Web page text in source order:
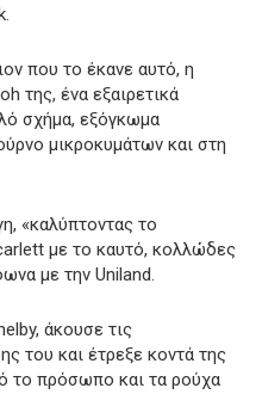
που το έκανε αυτό, η
της, ένα εξαιρετικά
σχήμα, εξόγκωμα
μικροκυμάτων και στη
«καλύπτοντας το
με το καυτό, κολλώδες
με την Uniland.
άκουσε τις
του και έτρεξε κοντά της
το πρόσωπο και τα ρούχα